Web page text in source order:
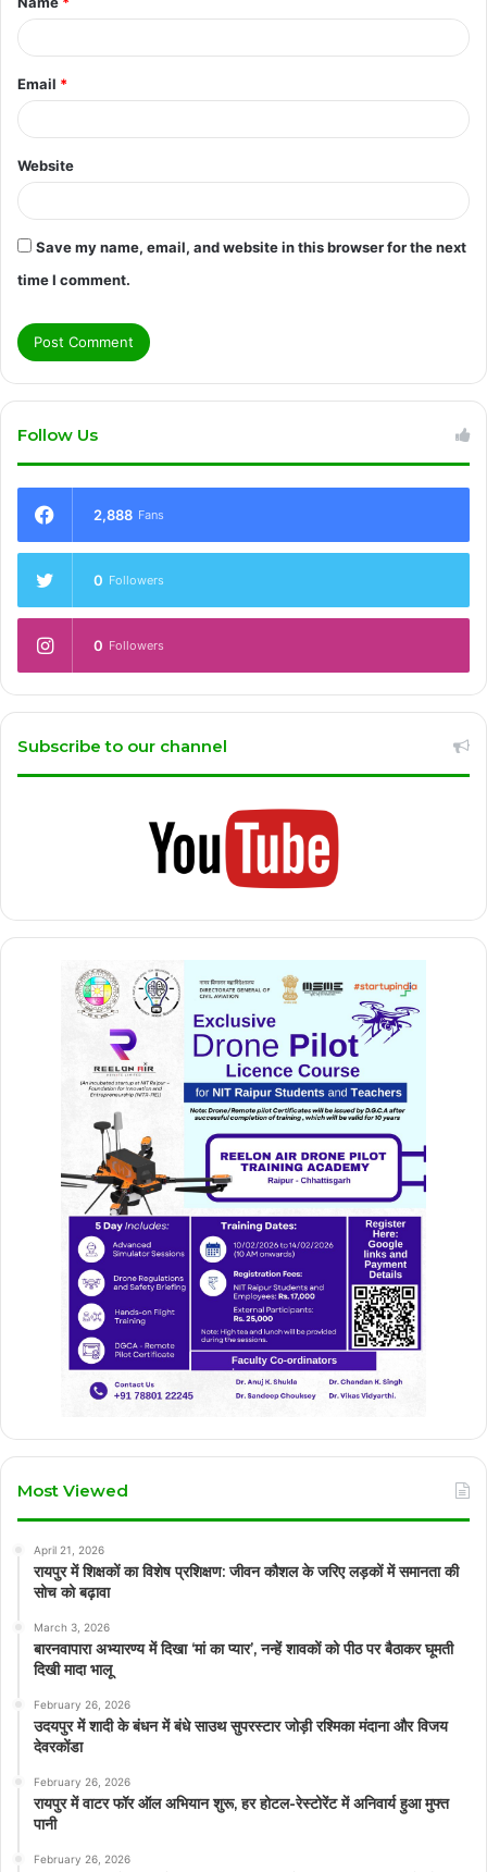
*
Email *
Website
Save my name, email, and website in this browser for the next
time I comment.
Follow Us
2,888 Fans
0 Followers
0 Followers
Subscribe to our channel
Most Viewed
April 21, 2026
रायपुर में शिक्षकों का विशेष प्रशिक्षण: जीवन कौशल के जरिए लड़कों में समानता की
सोच को बढ़ावा
March 3, 2026
बारनवापारा अभ्यारण्य में दिखा ‘मां का प्यार’, नन्हें शावकों को पीठ पर बैठाकर घूमती
दिखी मादा भालू
February 26, 2026
उदयपुर में शादी के बंधन में बंधे साउथ सुपरस्टार जोड़ी रश्मिका मंदाना और विजय
देवरकोंडा
February 26, 2026
रायपुर में वाटर फॉर ऑल अभियान शुरू, हर होटल-रेस्टोरेंट में अनिवार्य हुआ मुफ्त
पानी
February 26, 2026